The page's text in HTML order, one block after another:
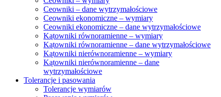
Ceowniki – dane wytrzymałościowe
Ceowniki ekonomiczne – wymiary
Ceowniki ekonomiczne – dane wytrzymałościowe
Kątowniki równoramienne – wymiary
Kątowniki równoramienne – dane wytrzymałościowe
Kątowniki nierównoramienne – wymiary
Kątowniki nierównoramienne – dane
wytrzymałościowe
Tolerancje i pasowania
Tolerancje wymiarów